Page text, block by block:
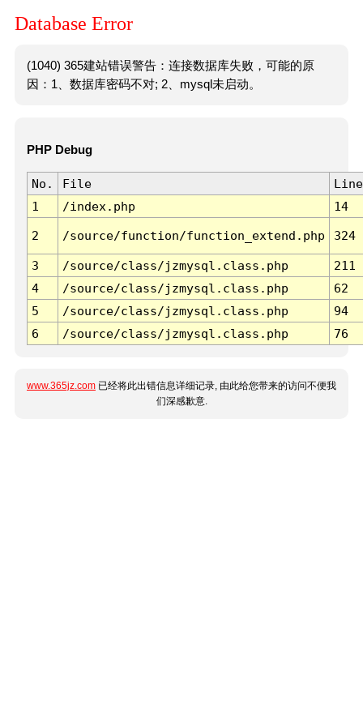
Database Error
(1040) 365建站错误警告：连接数据库失败，可能的原
因：1、数据库密码不对; 2、mysql未启动。
PHP Debug
No. File
Line
1
/index.php 14
2 /source/function/function_extend.php 324
3 /source/class/jzmysql.class.php
211
4
/source/class/jzmysql.class.php
62
5
/source/class/jzmysql.class.php
94
6
/source/class/jzmysql.class.php 76
www.365jz.com 已经将此出错信息详细记录, 由此给您带来的访问不便我
们深感歉意.